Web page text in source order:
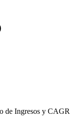
de Ingresos y CAGR